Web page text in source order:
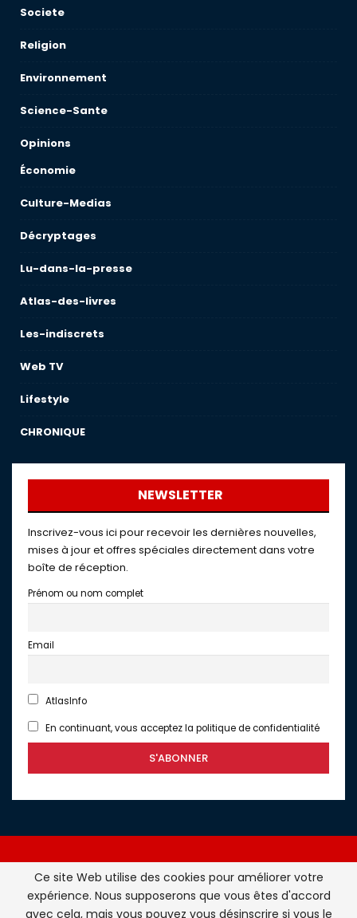
Societe
Religion
Environnement
Science-Sante
Opinions
Économie
Culture-Medias
Décryptages
Lu-dans-la-presse
Atlas-des-livres
Les-indiscrets
Web TV
Lifestyle
CHRONIQUE
NEWSLETTER
Inscrivez-vous ici pour recevoir les dernières nouvelles,
mises à jour et offres spéciales directement dans votre
boîte de réception.
Prénom ou nom complet
Email
AtlasInfo
En continuant, vous acceptez la politique de confidentialité
Atlasinfo.fr : l'essentiel de l'actualité de la France et du
Ce site Web utilise des cookies pour améliorer votre
expérience. Nous supposerons que vous êtes d'accord
avec cela, mais vous pouvez vous désinscrire si vous le